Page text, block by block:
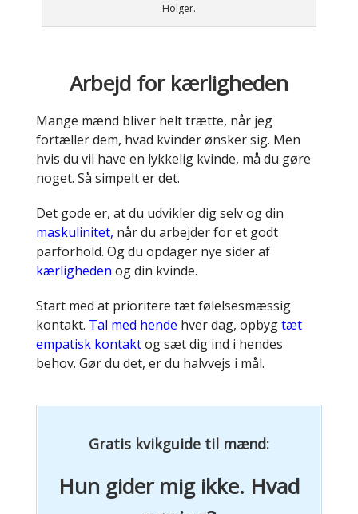
Holger.
Arbejd for kærligheden
Mange mænd bliver helt trætte, når jeg
fortæller dem, hvad kvinder ønsker sig. Men
hvis du vil have en lykkelig kvinde, må du gøre
noget. Så simpelt er det.
Det gode er, at du udvikler dig selv og din
maskulinitet, når du arbejder for et godt
parforhold. Og du opdager nye sider af
kærligheden og din kvinde.
Start med at prioritere tæt følelsesmæssig
kontakt. Tal med hende hver dag, opbygtæt
empatisk kontaktog sæt dig ind i hendes
behov. Gør du det, er du halvvejs i mål.
Gratis kvikguide til mænd:
Hun gider mig ikke. Hvad